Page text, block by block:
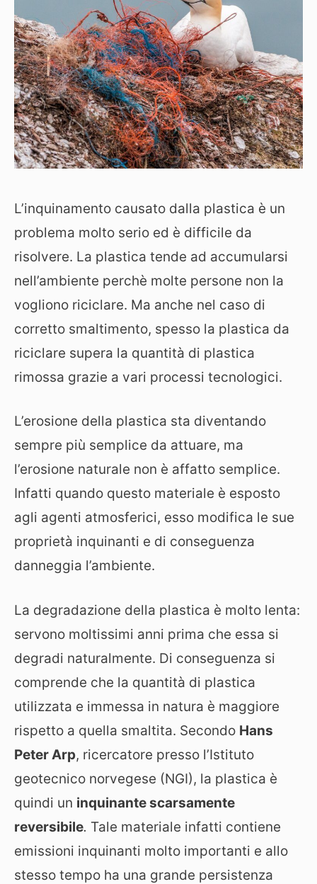
L’inquinamento causato dalla plastica è un
problema molto serio ed è difficile da
risolvere. La plastica tende ad accumularsi
nell’ambiente perchè molte persone non la
vogliono riciclare. Ma anche nel caso di
corretto smaltimento, spesso la plastica da
riciclare supera la quantità di plastica
rimossa grazie a vari processi tecnologici.
L’erosione della plastica sta diventando
sempre più semplice da attuare, ma
l’erosione naturale non è affatto semplice.
Infatti quando questo materiale è esposto
agli agenti atmosferici, esso modifica le sue
proprietà inquinanti e di conseguenza
danneggia l’ambiente.
La degradazione della plastica è molto lenta:
servono moltissimi anni prima che essa si
degradi naturalmente. Di conseguenza si
comprende che la quantità di plastica
utilizzata e immessa in natura è maggiore
rispetto a quella smaltita. Secondo Hans
Peter Arp, ricercatore presso l’Istituto
geotecnico norvegese (NGI), la plastica è
quindi un inquinante scarsamente
reversibile. Tale materiale infatti contiene
emissioni inquinanti molto importanti e allo
stesso tempo ha una grande persistenza